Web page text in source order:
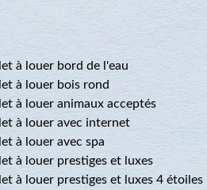
à louer bord de l'eau
à louer bois rond
à louer animaux acceptés
à louer avec internet
à louer avec spa
à louer prestiges et luxes
à louer prestiges et luxes 4 étoiles